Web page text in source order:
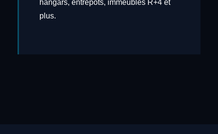
hangars, entrepôts, immeubles R+4 et
plus.